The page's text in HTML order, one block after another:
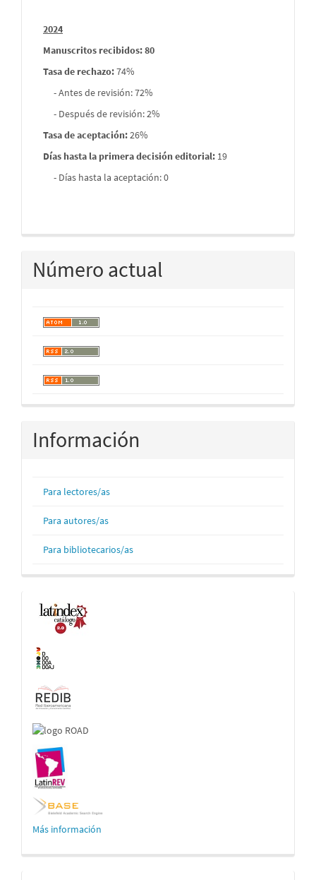
2024
Manuscritos recibidos: 80
Tasa de rechazo:74%
- Antes de revisión: 72%
- Después de revisión: 2%
Tasa de aceptación:26%
Días hasta la primera decisión editorial: 19
- Días hasta la aceptación: 0
Número actual
Información
Para lectores/as
Para autores/as
Para bibliotecarios/as
Indexaciones
Más información